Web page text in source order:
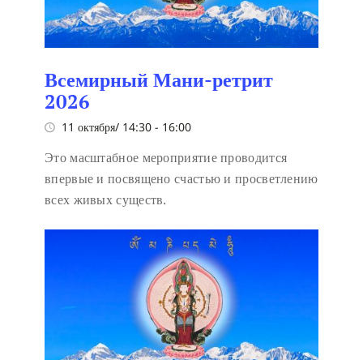
Всемирный Мани-ретрит
2026
11 октября/ 14:30 - 16:00
Это масштабное мероприятие проводится
впервые и посвящено счастью и просветлению
всех живых существ.